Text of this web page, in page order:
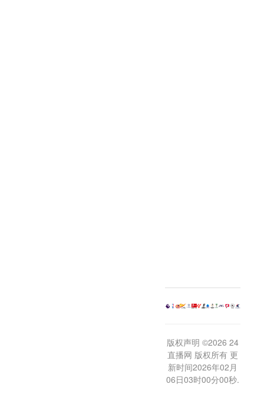
版权声明 ©2026 24
直播网 版权所有 更
新时间2026年02月
06日03时00分00秒.